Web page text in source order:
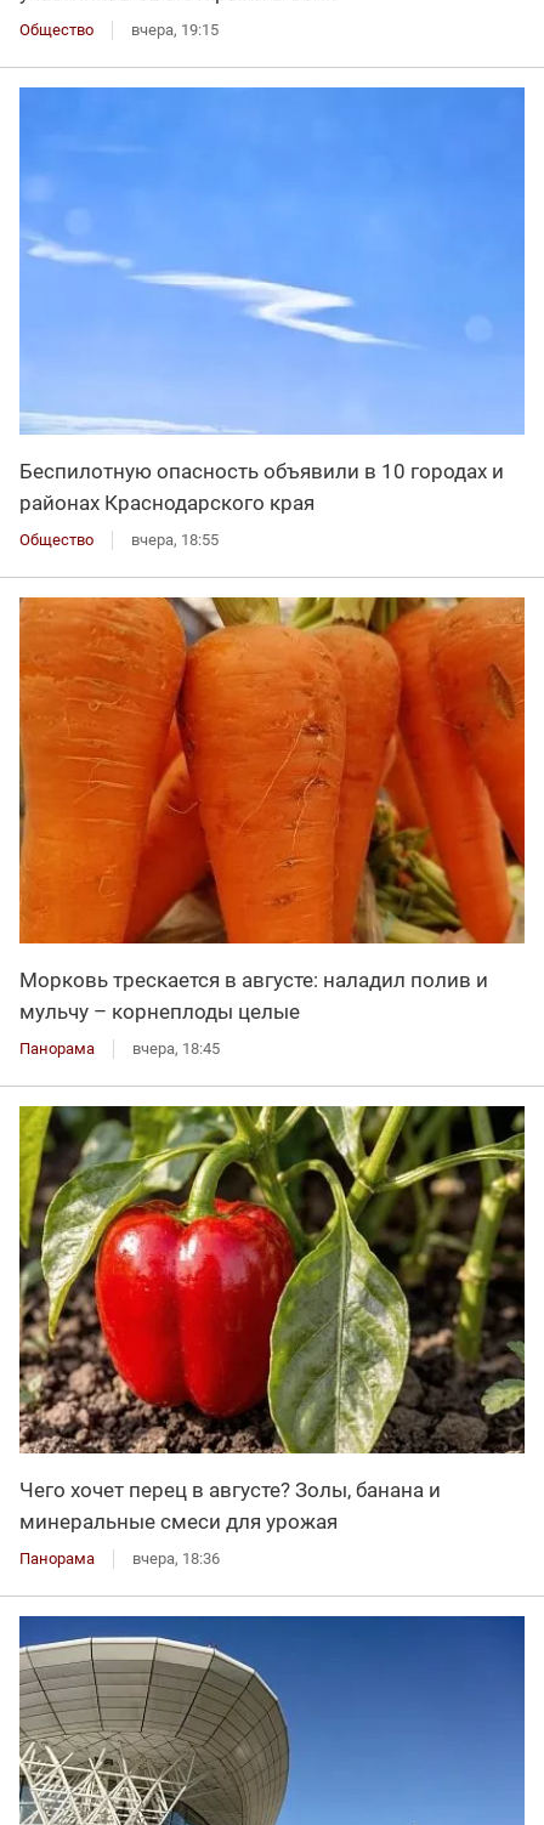
Общество вчера, 19:15
Беспилотную опасность объявили в 10 городах и
районах Краснодарского края
Общество вчера, 18:55
Морковь трескается в августе: наладил полив и
мульчу – корнеплоды целые
Панорама вчера, 18:45
Чего хочет перец в августе? Золы, банана и
минеральные смеси для урожая
Панорама вчера, 18:36